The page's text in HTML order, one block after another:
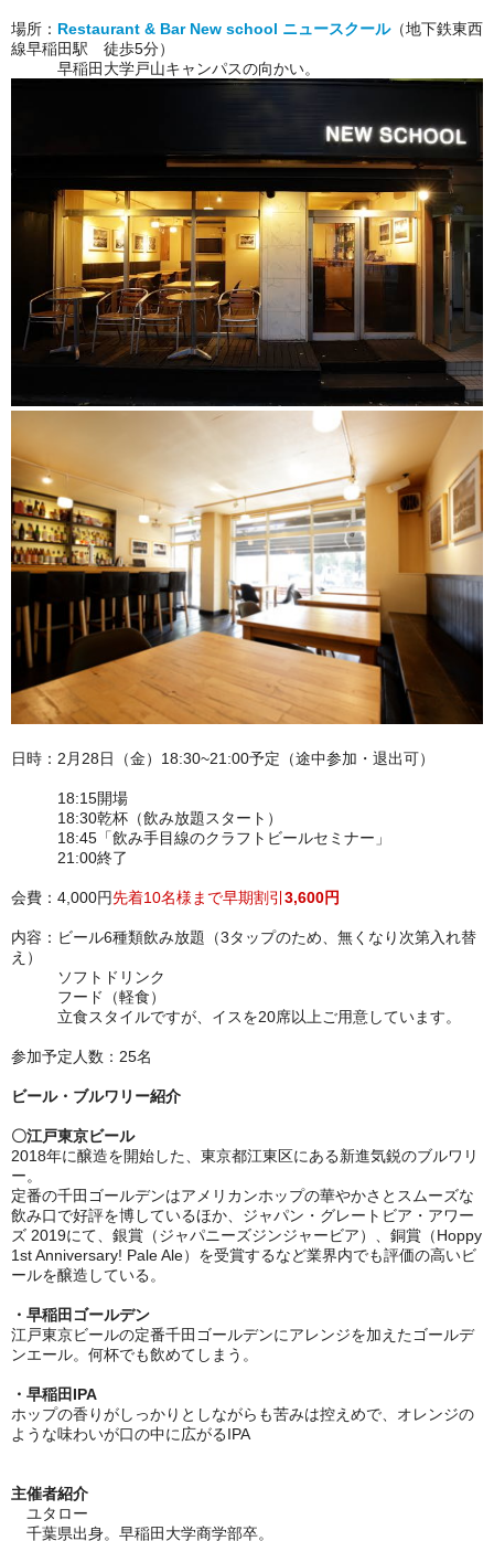
場所： Restaurant & Bar New school ニュースクール（地下鉄東西
線早稲田駅 徒歩5分）
早稲田大学戸山キャンパスの向かい。
日時：2月28日（金）18:30~21:00予定（途中参加・退出可）
18:15開場
18:30乾杯（飲み放題スタート）
18:45「飲み手目線のクラフトビールセミナー」
21:00終了
会費：4,000円先着10名様まで早期割引 3,600円
内容：ビール6種類飲み放題（3タップのため、無くなり次第入れ替
え）
ソフトドリンク
フード（軽食）
立食スタイルですが、イスを20席以上ご用意しています。
参加予定人数：25名
ビール・ブルワリー紹介
〇江戸東京ビール
2018年に醸造を開始した、東京都江東区にある新進気鋭のブルワリ
ー。
定番の千田ゴールデンはアメリカンホップの華やかさとスムーズな
飲み口で好評を博しているほか、ジャパン・グレートビア・アワー
ズ 2019にて、銀賞（ジャパニーズジンジャービア）、銅賞（Hoppy
1st Anniversary! Pale Ale）を受賞するなど業界内でも評価の高いビ
ールを醸造している。
・早稲田ゴールデン
江戸東京ビールの定番千田ゴールデンにアレンジを加えたゴールデ
ンエール。何杯でも飲めてしまう。
・早稲田IPA
ホップの香りがしっかりとしながらも苦みは控えめで、オレンジの
ような味わいが口の中に広がるIPA
主催者紹介
ユタロー
千葉県出身。早稲田大学商学部卒。